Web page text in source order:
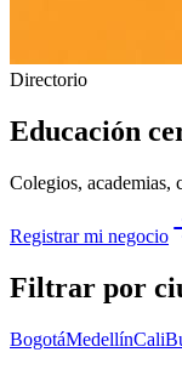
Directorio
Educación
Colegios, academias,
Registrar mi negocio
Filtrar por
BogotáMedellínCali